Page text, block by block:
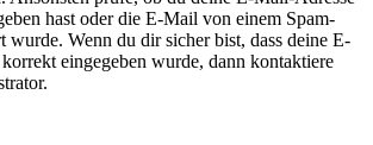
hast oder die E-Mail von einem Spam-
wurde. Wenn du dir sicher bist, dass deine E-
eingegeben wurde, dann kontaktiere